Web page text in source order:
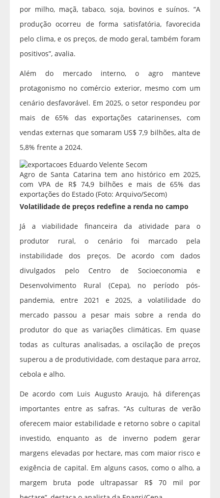
por milho, maçã, tabaco, soja, bovinos e suínos. “A
produção ocorreu de forma satisfatória, favorecida
pelo clima, e os preços, de modo geral, também foram
positivos”, avalia.
Além do mercado interno, o agro manteve
protagonismo no comércio exterior, mesmo com um
cenário desfavorável. Em 2025, o setor respondeu por
mais de 65% das exportações catarinenses, com
vendas externas que somaram US$ 7,9 bilhões, alta de
5,8% frente a 2024.
Agro de Santa Catarina tem ano histórico em 2025,
com VPA de R$ 74,9 bilhões e mais de 65% das
exportações do Estado (Foto: Arquivo/Secom)
Volatilidade de preços redefine a renda no campo
Já a viabilidade financeira da atividade para o
produtor rural, o cenário foi marcado pela
instabilidade dos preços. De acordo com dados
divulgados pelo Centro de Socioeconomia e
Desenvolvimento Rural (Cepa), no período pós-
pandemia, entre 2021 e 2025, a volatilidade do
mercado passou a pesar mais sobre a renda do
produtor do que as variações climáticas. Em quase
todas as culturas analisadas, a oscilação de preços
superou a de produtividade, com destaque para arroz,
cebola e alho.
De acordo com Luis Augusto Araujo, há diferenças
importantes entre as safras. “As culturas de verão
oferecem maior estabilidade e retorno sobre o capital
investido, enquanto as de inverno podem gerar
margens elevadas por hectare, mas com maior risco e
exigência de capital. Em alguns casos, como o alho, a
margem bruta pode ultrapassar R$ 70 mil por